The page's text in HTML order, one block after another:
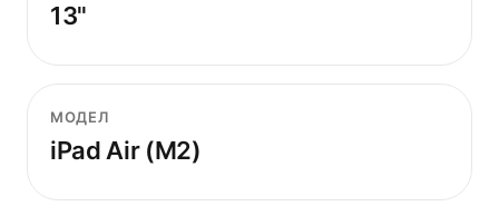
13"
МОДЕЛ
iPad Air (M2)